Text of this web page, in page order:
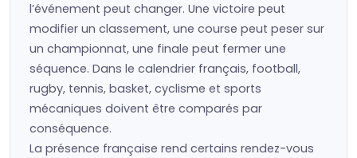
l’événement peut changer. Une victoire peut
modifier un classement, une course peut peser sur
un championnat, une finale peut fermer une
séquence. Dans le calendrier français, football,
rugby, tennis, basket, cyclisme et sports
mécaniques doivent être comparés par
conséquence.
La présence française rend certains rendez-vous